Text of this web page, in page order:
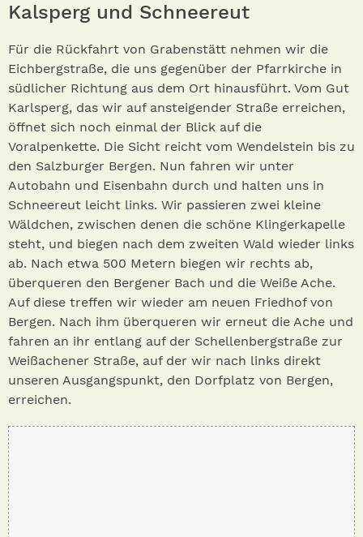
Kalsperg und Schneereut
Für die Rückfahrt von Grabenstätt nehmen wir die
Eichbergstraße, die uns gegenüber der Pfarrkirche in
südlicher Richtung aus dem Ort hinausführt. Vom Gut
Karlsperg, das wir auf ansteigender Straße erreichen,
öffnet sich noch einmal der Blick auf die
Voralpenkette. Die Sicht reicht vom Wendelstein bis zu
den Salzburger Bergen. Nun fahren wir unter
Autobahn und Eisenbahn durch und halten uns in
Schneereut leicht links. Wir passieren zwei kleine
Wäldchen, zwischen denen die schöne Klingerkapelle
steht, und biegen nach dem zweiten Wald wieder links
ab. Nach etwa 500 Metern biegen wir rechts ab,
überqueren den Bergener Bach und die Weiße Ache.
Auf diese treffen wir wieder am neuen Friedhof von
Bergen. Nach ihm überqueren wir erneut die Ache und
fahren an ihr entlang auf der Schellenbergstraße zur
Weißachener Straße, auf der wir nach links direkt
unseren Ausgangspunkt, den Dorfplatz von Bergen,
erreichen.